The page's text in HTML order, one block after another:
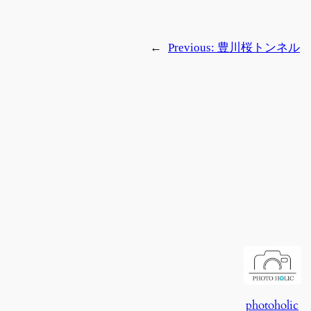
← Previous: 豊川桜トンネル
photoholic